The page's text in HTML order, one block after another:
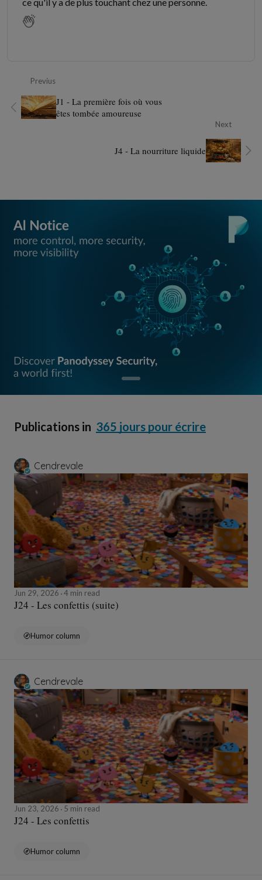
Previus
J1 - La première fois où vous
êtes tombée amoureuse
Next
J4 - La nourriture liquide
Publications in 365 jours pour écrire
Cendrevale
Jun 29, 2026 4 min read
J24 - Les confettis (suite)
Humor column
Cendrevale
Jun 23, 2026 5 min read
J24 - Les confettis
Humor column